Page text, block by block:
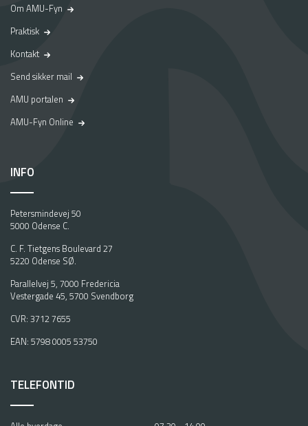
Om AMU-Fyn
Praktisk
Kontakt
Send sikker mail
AMU portalen
AMU-Fyn Online
INFO
Petersmindevej 50
5000 Odense C.
C. F. Tietgens Boulevard 27
5220 Odense SØ.
Parallelvej 5, 7000 Fredericia
Vestergade 45, 5700 Svendborg
CVR: 3712 7655
EAN: 5798 0005 53750
TELEFONTID